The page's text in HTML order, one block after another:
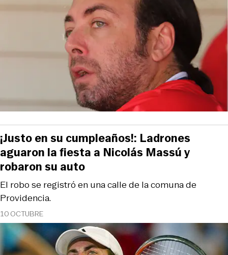
10 OCTUBRE
El robo se registró en una calle de la comuna de
Providencia.
¡Justo en su cumpleaños!: Ladrones
aguaron la fiesta a Nicolás Massú y
robaron su auto